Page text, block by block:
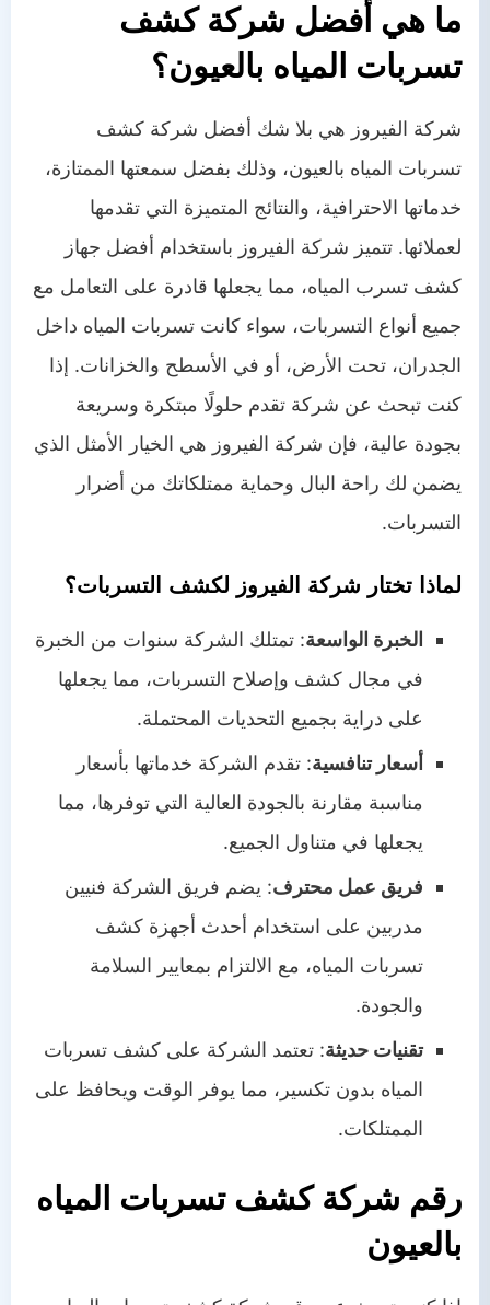
ما هي أفضل شركة كشف
تسربات المياه بالعيون؟
شركة الفيروز هي بلا شك أفضل شركة كشف
تسربات المياه بالعيون، وذلك بفضل سمعتها الممتازة،
خدماتها الاحترافية، والنتائج المتميزة التي تقدمها
لعملائها. تتميز شركة الفيروز باستخدام أفضل جهاز
كشف تسرب المياه، مما يجعلها قادرة على التعامل مع
جميع أنواع التسربات، سواء كانت تسربات المياه داخل
الجدران، تحت الأرض، أو في الأسطح والخزانات. إذا
كنت تبحث عن شركة تقدم حلولًا مبتكرة وسريعة
بجودة عالية، فإن شركة الفيروز هي الخيار الأمثل الذي
يضمن لك راحة البال وحماية ممتلكاتك من أضرار
التسربات.
لماذا تختار شركة الفيروز لكشف التسربات؟
الخبرة الواسعة: تمتلك الشركة سنوات من الخبرة
في مجال كشف وإصلاح التسربات، مما يجعلها
على دراية بجميع التحديات المحتملة.
أسعار تنافسية: تقدم الشركة خدماتها بأسعار
مناسبة مقارنة بالجودة العالية التي توفرها، مما
يجعلها في متناول الجميع.
فريق عمل محترف: يضم فريق الشركة فنيين
مدربين على استخدام أحدث أجهزة كشف
تسربات المياه، مع الالتزام بمعايير السلامة
والجودة.
تقنيات حديثة: تعتمد الشركة على كشف تسربات
المياه بدون تكسير، مما يوفر الوقت ويحافظ على
الممتلكات.
رقم شركة كشف تسربات المياه
بالعيون